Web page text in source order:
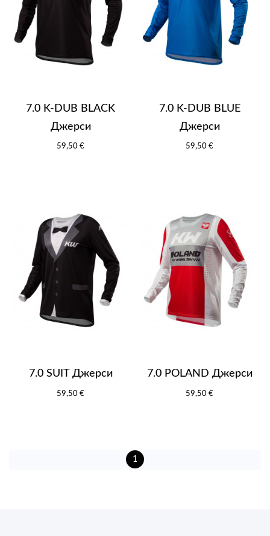
7.0 K-DUB BLACK
Джерси
59,50 €
7.0 K-DUB BLUE
Джерси
59,50 €
7.0 SUIT Джерси
59,50 €
7.0 POLAND Джерси
59,50 €
1